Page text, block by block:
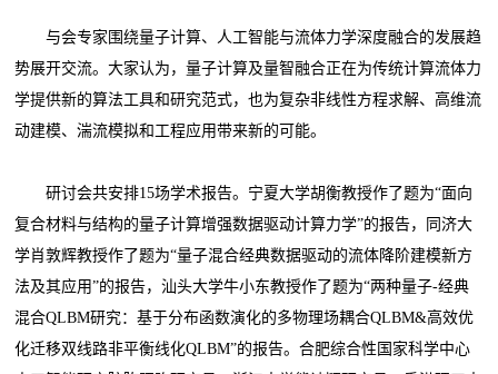
与会专家围绕量子计算、人工智能与流体力学深度融合的发展趋
势展开交流。大家认为，量子计算及量智融合正在为传统计算流体力
学提供新的算法工具和研究范式，也为复杂非线性方程求解、高维流
动建模、湍流模拟和工程应用带来新的可能。
研讨会共安排15场学术报告。宁夏大学胡衡教授作了题为“面向
复合材料与结构的量子计算增强数据驱动计算力学”的报告，同济大
学肖敦辉教授作了题为“量子混合经典数据驱动的流体降阶建模新方
法及其应用”的报告，汕头大学牛小东教授作了题为“两种量子-经典
混合QLBM研究：基于分布函数演化的多物理场耦合QLBM&高效优
化迁移双线路非平衡线化QLBM”的报告。合肥综合性国家科学中心